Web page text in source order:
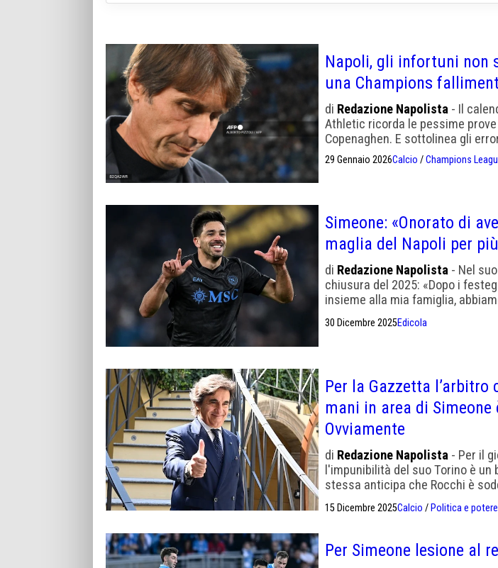
Napoli, gli infortuni non
una Champions
di Redazione Napolista - Il
Athletic ricorda le pessime
Copenaghen. E sottolinea gli
29 Gennaio 2026Calcio /Champions
Simeone: «Onorato di
maglia del Napoli per
di Redazione Napolista - Nel
chiusura del 2025: «Dopo i
insieme alla mia famiglia,
30 Dicembre 2025Edicola
Per la Gazzetta l’arbitro
mani in area di Simeone
Ovviamente
di Redazione Napolista - Per il
l'impunibilità del suo Torino è un
stessa anticipa che Rocchi è
15 Dicembre 2025Calcio / Politica e potere
Per Simeone lesione al